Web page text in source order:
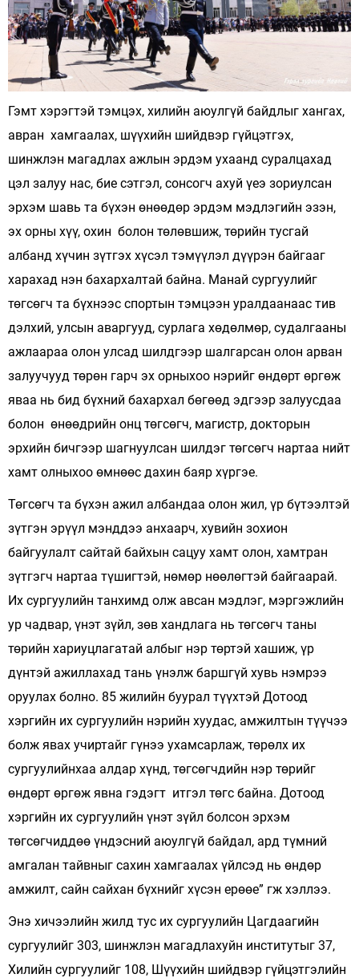
Гэмт хэрэгтэй тэмцэх, хилийн аюулгүй байдлыг хангах,
авран хамгаалах, шүүхийн шийдвэр гүйцэтгэх,
шинжлэн магадлах ажлын эрдэм ухаанд суралцахад
цэл залуу нас, бие сэтгэл, сонсогч ахуй үеэ зориулсан
эрхэм шавь та бүхэн өнөөдөр эрдэм мэдлэгийн эзэн,
эх орны хүү, охин болон төлөвшиж, төрийн тусгай
албанд хүчин зүтгэх хүсэл тэмүүлэл дүүрэн байгааг
харахад нэн бахархалтай байна. Манай сургуулийг
төгсөгч та бүхнээс спортын тэмцээн уралдаанаас тив
дэлхий, улсын аваргууд, сурлага хөдөлмөр, судалгааны
ажлаараа олон улсад шилдгээр шалгарсан олон арван
залуучууд төрөн гарч эх орныхоо нэрийг өндөрт өргөж
яваа нь бид бүхний бахархал бөгөөд эдгээр залуусдаа
болон өнөөдрийн онц төгсөгч, магистр, докторын
эрхийн бичгээр шагнуулсан шилдэг төгсөгч нартаа нийт
хамт олныхоо өмнөөс дахин баяр хүргэе.
Төгсөгч та бүхэн ажил албандаа олон жил, үр бүтээлтэй
зүтгэн эрүүл мэнддээ анхаарч, хувийн зохион
байгуулалт сайтай байхын сацуу хамт олон, хамтран
зүтгэгч нартаа түшигтэй, нөмөр нөөлөгтэй байгаарай.
Их сургуулийн танхимд олж авсан мэдлэг, мэргэжлийн
ур чадвар, үнэт зүйл, зөв хандлага нь төгсөгч таны
төрийн хариуцлагатай албыг нэр төртэй хашиж, үр
дүнтэй ажиллахад тань үнэлж баршгүй хувь нэмрээ
оруулах болно. 85 жилийн буурал түүхтэй Дотоод
хэргийн их сургуулийн нэрийн хуудас, амжилтын түүчээ
болж явах учиртайг гүнээ ухамсарлаж, төрөлх их
сургуулийнхаа алдар хүнд, төгсөгчдийн нэр төрийг
өндөрт өргөж явна гэдэгт итгэл төгс байна. Дотоод
хэргийн их сургуулийн үнэт зүйл болсон эрхэм
төгсөгчиддөө үндэсний аюулгүй байдал, ард түмний
амгалан тайвныг сахин хамгаалах үйлсэд нь өндөр
амжилт, сайн сайхан бүхнийг хүсэн ерөөе” гж хэллээ.
Энэ хичээлийн жилд тус их сургуулийн Цагдаагийн
сургуулийг 303, шинжлэн магадлахуйн институтыг 37,
Хилийн сургуулийг 108, Шүүхийн шийдвэр гүйцэтгэлийн